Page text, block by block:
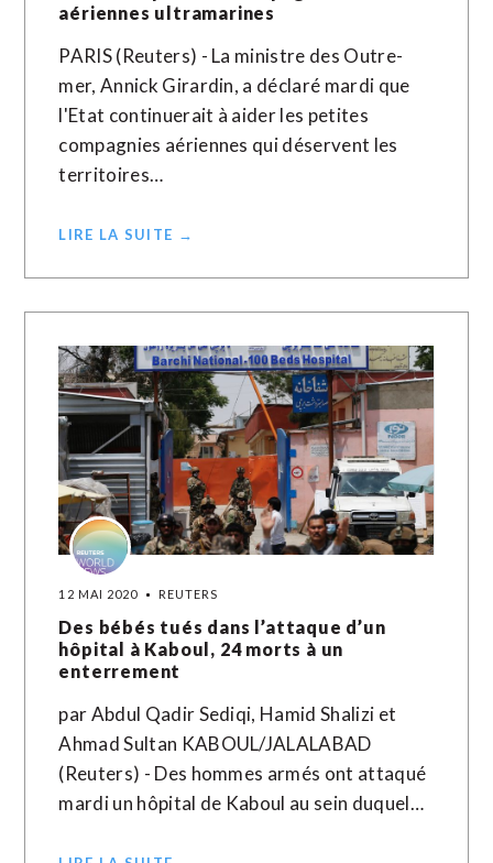
aériennes ultramarines
PARIS (Reuters) - La ministre des Outre-
mer, Annick Girardin, a déclaré mardi que
l'Etat continuerait à aider les petites
compagnies aériennes qui déservent les
territoires…
LIRE LA SUITE →
12 MAI 2020 REUTERS
Des bébés tués dans l’attaque d’un
hôpital à Kaboul, 24 morts à un
enterrement
par Abdul Qadir Sediqi, Hamid Shalizi et
Ahmad Sultan KABOUL/JALALABAD
(Reuters) - Des hommes armés ont attaqué
mardi un hôpital de Kaboul au sein duquel…